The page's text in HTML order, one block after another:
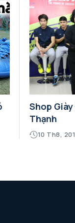
Shop Giày
Thạnh
10 Th8,